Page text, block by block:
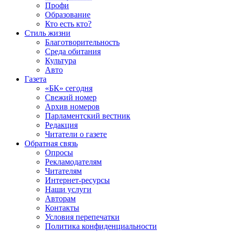
Профи
Образование
Кто есть кто?
Стиль жизни
Благотворительность
Среда обитания
Культура
Авто
Газета
«БК» сегодня
Свежий номер
Архив номеров
Парламентский вестник
Редакция
Читатели о газете
Обратная связь
Опросы
Рекламодателям
Читателям
Интернет-ресурсы
Наши услуги
Авторам
Контакты
Условия перепечатки
Политика конфиденциальности